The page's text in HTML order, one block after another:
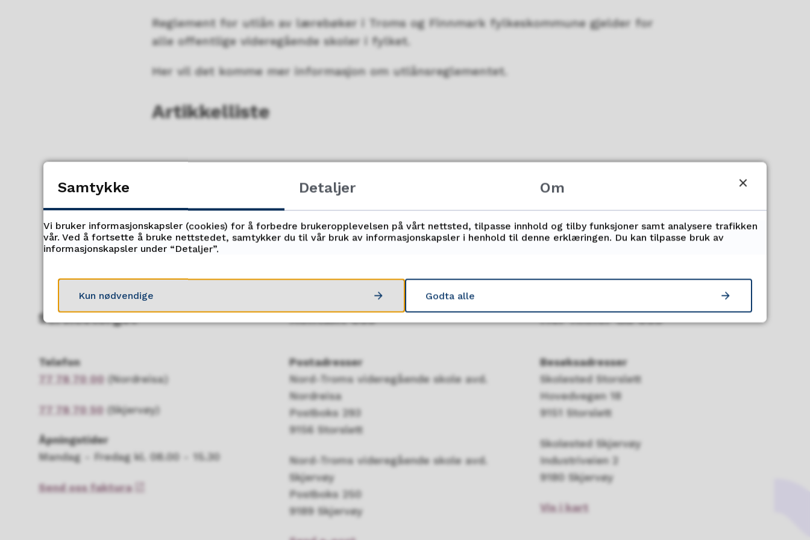
Reglement for utlån av lærebøker i Troms og Finnmark fylkeskommune gjelder for
alle offentlige videregående skoler i fylket.
Her vil det komme mer informasjon om utlånsreglementet.
Artikkelliste
Fant du det du lette etter?
Servicetorget
Telefon
77 78 70 00 (Nordreisa)
77 78 70 50 (Skjervøy)
Åpningstider
Mandag - Fredag kl. 08.00 - 15.30
Send oss faktura
Kontakt oss
Postadresser
Nord-Troms videregående skole avd.
Nordreisa
Postboks 293
9156 Storslett
Nord-Troms videregående skole avd.
Skjervøy
Postboks 250
9189 Skjervøy
Her finner du oss
Besøksadresser
Skolested Storslett
Hovedvegen 18
9151 Storslett
Skolested Skjervøy
Industriveien 2
9180 Skjervøy
Vis i kart
Samtykke Detaljer Om
Vi bruker informasjonskapsler (cookies) for å forbedre brukeropplevelsen på vårt nettsted, tilpasse innhold og tilby funksjoner samt analysere trafikken
vår. Ved å fortsette å bruke nettstedet, samtykker du til vår bruk av informasjonskapsler i henhold til denne erklæringen. Du kan tilpasse bruk av
informasjonskapsler under “Detaljer”.
Kun nødvendige Godta alle